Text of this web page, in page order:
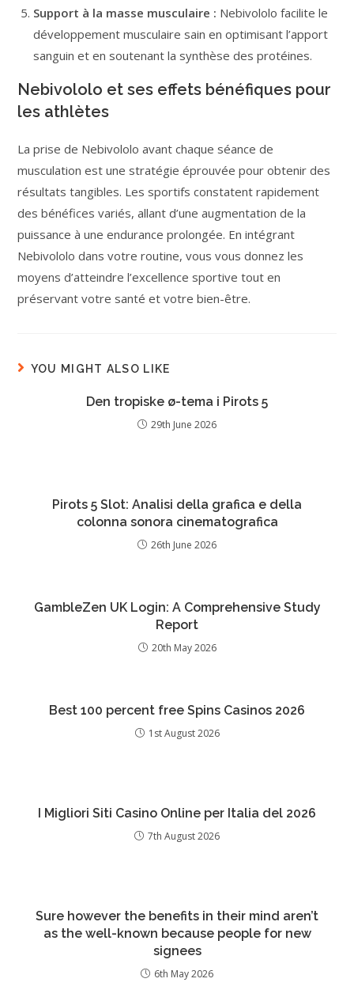
Support à la masse musculaire : Nebivololo facilite le
développement musculaire sain en optimisant l’apport
sanguin et en soutenant la synthèse des protéines.
Nebivololo et ses effets bénéfiques pour
les athlètes
La prise de Nebivololo avant chaque séance de
musculation est une stratégie éprouvée pour obtenir des
résultats tangibles. Les sportifs constatent rapidement
des bénéfices variés, allant d’une augmentation de la
puissance à une endurance prolongée. En intégrant
Nebivololo dans votre routine, vous vous donnez les
moyens d’atteindre l’excellence sportive tout en
préservant votre santé et votre bien-être.
YOU MIGHT ALSO LIKE
Den tropiske ø-tema i Pirots 5
29th June 2026
Pirots 5 Slot: Analisi della grafica e della
colonna sonora cinematografica
26th June 2026
GambleZen UK Login: A Comprehensive Study
Report
20th May 2026
Best 100 percent free Spins Casinos 2026
1st August 2026
I Migliori Siti Casino Online per Italia del 2026
7th August 2026
Sure however the benefits in their mind aren’t
as the well-known because people for new
signees
6th May 2026